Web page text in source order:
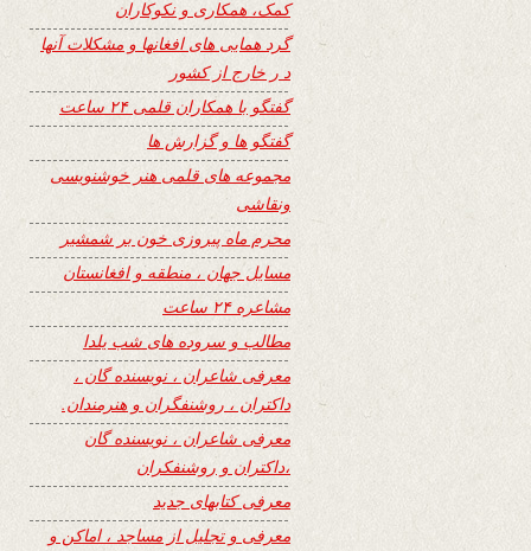
کمک، همکاری و نکوکاران
گرد همایی های افغانها و مشکلات آنها
د ر خارج از کشور
گفتگو با همکاران قلمی ۲۴ ساعت
گفتگو ها و گزارش ها
مجموعه های قلمی هنر خوشنویسی
ونقاشی
محرم ماه پیروزی خون بر شمشیر
مسایل جهان ، منطقه و افغانستان
مشاعره ۲۴ ساعت
مطالب و سروده های شب یلدا
معرفی شاعران ، نویسنده گان ،
داکتران ، روشنفگران و هنرمندان.
معرفی شاعران ، نویسنده گان
،داکتران و روشنفکران
معرفی کتابهای جدید
معرفی و تجلیل از مساجد ، اماکن و